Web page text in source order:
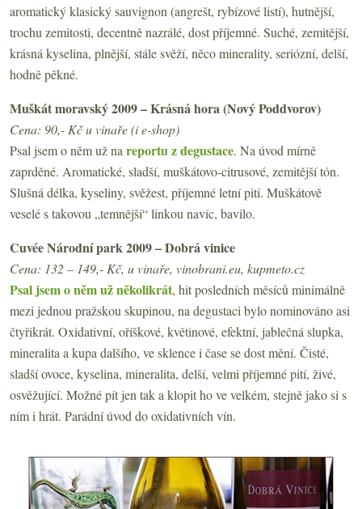
aromatický klasický sauvignon (angrešt, rybízové listí), hutnější,
trochu zemitosti, decentně nazrálé, dost příjemné. Suché, zemitější,
krásná kyselina, plnější, stále svěží, něco minerality, seriózní, delší,
hodně pěkné.
Muškát moravský 2009 – Krásná hora (Nový Poddvorov)
Cena: 90,- Kč u vinaře (i e-shop)
Psal jsem o něm už na reportu z degustace. Na úvod mírně
zaprděné. Aromatické, sladší, muškátovo-citrusové, zemitější tón.
Slušná délka, kyseliny, svěžest, příjemné letní pití. Muškátově
veselé s takovou „temnější“ linkou navíc, bavilo.
Cuvée Národní park 2009 – Dobrá vinice
Cena: 132 – 149,- Kč, u vinaře, vinobrani.eu, kupmeto.cz
Psal jsem o něm už několikrát, hit posledních měsíců minimálně
mezi jednou pražskou skupinou, na degustaci bylo nominováno asi
čtyřikrát. Oxidativní, oříškové, květinové, efektní, jablečná slupka,
mineralita a kupa dalšího, ve sklence i čase se dost mění. Čisté,
sladší ovoce, kyselina, mineralita, delší, velmi příjemné pití, živé,
osvěžující. Možné pít jen tak a klopit ho ve velkém, stejně jako si s
ním i hrát. Parádní úvod do oxidativních vín.